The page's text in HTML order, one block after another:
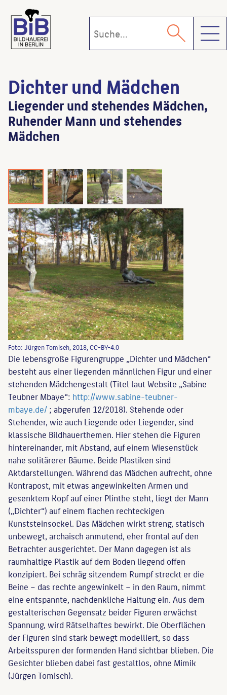
Dichter und Mädchen
Liegender und stehendes Mädchen,
Ruhender Mann und stehendes
Mädchen
Foto: Jürgen Tomisch, 2018, CC-BY-4.0
Die lebensgroße Figurengruppe „Dichter und Mädchen“
besteht aus einer liegenden männlichen Figur und einer
stehenden Mädchengestalt (Titel laut Website „Sabine
Teubner Mbaye“: http://www.sabine-teubner-
mbaye.de/; abgerufen 12/2018). Stehende oder
Stehender, wie auch Liegende oder Liegender, sind
klassische Bildhauerthemen. Hier stehen die Figuren
hintereinander, mit Abstand, auf einem Wiesenstück
nahe solitärerer Bäume. Beide Plastiken sind
Aktdarstellungen. Während das Mädchen aufrecht, ohne
Kontrapost, mit etwas angewinkelten Armen und
gesenktem Kopf auf einer Plinthe steht, liegt der Mann
(„Dichter“) auf einem flachen rechteckigen
Kunststeinsockel. Das Mädchen wirkt streng, statisch
unbewegt, archaisch anmutend, eher frontal auf den
Betrachter ausgerichtet. Der Mann dagegen ist als
raumhaltige Plastik auf dem Boden liegend offen
konzipiert. Bei schräg sitzendem Rumpf streckt er die
Beine – das rechte angewinkelt – in den Raum, nimmt
eine entspannte, nachdenkliche Haltung ein. Aus dem
gestalterischen Gegensatz beider Figuren erwächst
Spannung, wird Rätselhaftes bewirkt. Die Oberflächen
der Figuren sind stark bewegt modelliert, so dass
Arbeitsspuren der formenden Hand sichtbar blieben. Die
Gesichter blieben dabei fast gestaltlos, ohne Mimik
(Jürgen Tomisch).